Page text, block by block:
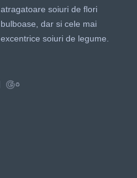
atragatoare soiuri de flori
bulboase, dar si cele mai
excentrice soiuri de legume.